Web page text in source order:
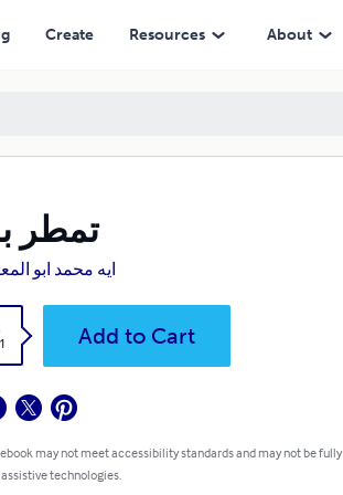
Create Resources About
تمطر
ايه محمد ابو
Add to Cart
may not meet accessibility standards and may not be
technologies.